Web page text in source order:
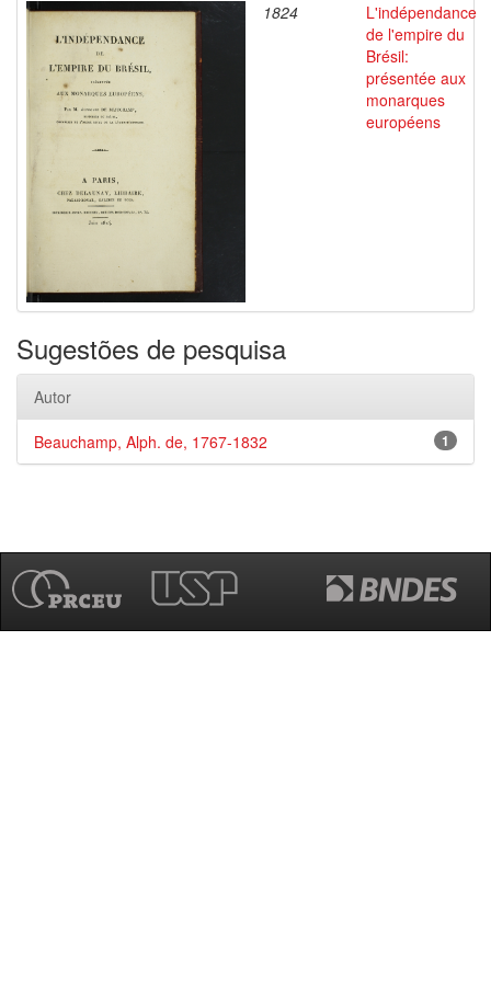
1824
L'indépendance
de l'empire du
Brésil:
présentée aux
monarques
européens
Sugestões de pesquisa
Autor
1
Beauchamp, Alph. de, 1767-1832